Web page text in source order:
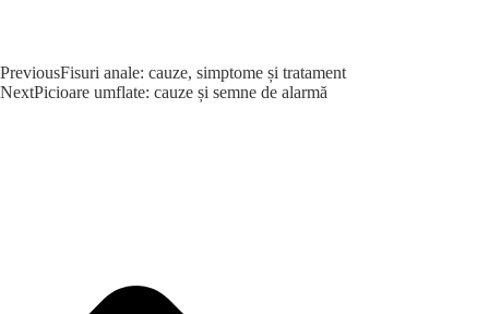
PreviousFisuri anale: cauze, simptome și tratament
NextPicioare umflate: cauze și semne de alarmă